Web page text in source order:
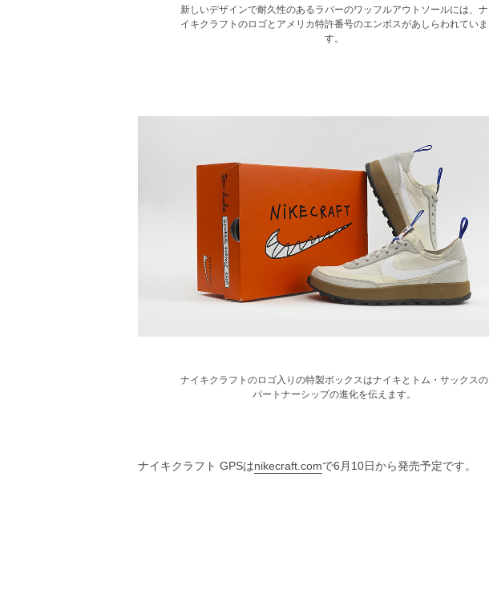
新しいデザインで耐久性のあるラバーのワッフルアウトソールには、ナ
イキクラフトのロゴとアメリカ特許番号のエンボスがあしらわれていま
す。
ナイキクラフトのロゴ入りの特製ボックスはナイキとトム・サックスの
パートナーシップの進化を伝えます。
ナイキクラフト GPSはnikecraft.comで6月10日から発売予定です。